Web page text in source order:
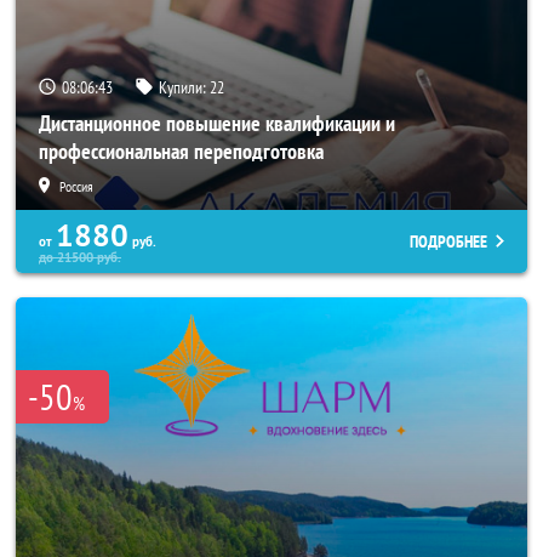
08:06:40 Купили:22
Дистанционное повышение квалификации и
профессиональная переподготовка
Россия
от 1880 руб.
до21500руб.
ПОДРОБНЕЕ
-50%